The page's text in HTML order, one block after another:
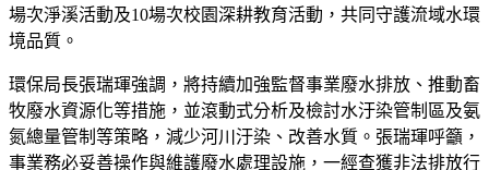
場次淨溪活動及10場次校園深耕教育活動，共同守護流域水環
境品質。
環保局長張瑞琿強調，將持續加強監督事業廢水排放、推動畜
牧廢水資源化等措施，並滾動式分析及檢討水汙染管制區及氨
氮總量管制等策略，減少河川汙染、改善水質。張瑞琿呼籲，
事業務必妥善操作與維護廢水處理設施，一經查獲非法排放行